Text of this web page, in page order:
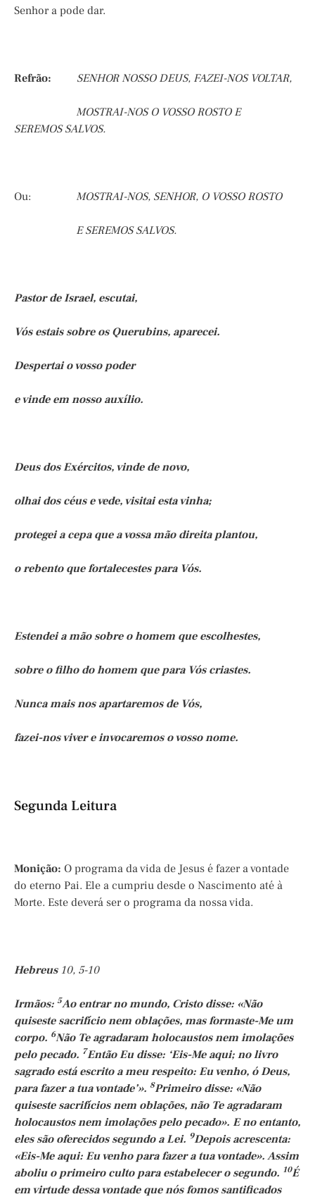
Senhor a pode dar.
Refrão: SENHOR NOSSO DEUS, FAZEI-NOS VOLTAR,
MOSTRAI-NOS O VOSSO ROSTO E
SEREMOS SALVOS.
Ou: MOSTRAI-NOS, SENHOR, O VOSSO ROSTO
E SEREMOS SALVOS.
Pastor de Israel, escutai,
Vós estais sobre os Querubins, aparecei.
Despertai o vosso poder
e vinde em nosso auxílio.
Deus dos Exércitos, vinde de novo,
olhai dos céus e vede, visitai esta vinha;
protegei a cepa que a vossa mão direita plantou,
o rebento que fortalecestes para Vós.
Estendei a mão sobre o homem que escolhestes,
sobre o filho do homem que para Vós criastes.
Nunca mais nos apartaremos de Vós,
fazei-nos viver e invocaremos o vosso nome.
Segunda Leitura
Monição: O programa da vida de Jesus é fazer a vontade
do eterno Pai. Ele a cumpriu desde o Nascimento até à
Morte. Este deverá ser o programa da nossa vida.
Hebreus10, 5-10
Irmãos: 5Ao entrar no mundo, Cristo disse: «Não
quiseste sacrifício nem oblações, mas formaste-Me um
corpo. 6Não Te agradaram holocaustos nem imolações
pelo pecado. 7Então Eu disse: ‘Eis-Me aqui; no livro
sagrado está escrito a meu respeito: Eu venho, ó Deus,
para fazer a tua vontade’». 8Primeiro disse: «Não
quiseste sacrifícios nem oblações, não Te agradaram
holocaustos nem imolações pelo pecado». E no entanto,
eles são oferecidos segundo a Lei. 9Depois acrescenta:
«Eis-Me aqui: Eu venho para fazer a tua vontade». Assim
aboliu o primeiro culto para estabelecer o segundo. 10É
em virtude dessa vontade que nós fomos santificados